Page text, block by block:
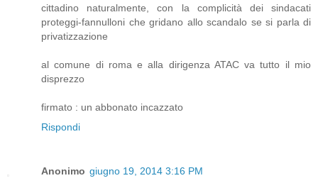
cittadino naturalmente, con la complicità dei sindacati
proteggi-fannulloni che gridano allo scandalo se si parla di
privatizzazione
al comune di roma e alla dirigenza ATAC va tutto il mio
disprezzo
firmato : un abbonato incazzato
Rispondi
Anonimo giugno 19, 2014 3:16 PM